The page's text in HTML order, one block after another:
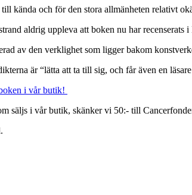
kända och för den stora allmänheten relativt
aldrig uppleva att boken nu har
av den verklighet som ligger bakom
är “lätta att ta till sig, och får även en
i vår butik!
säljs i vår butik, skänker vi 50:- till